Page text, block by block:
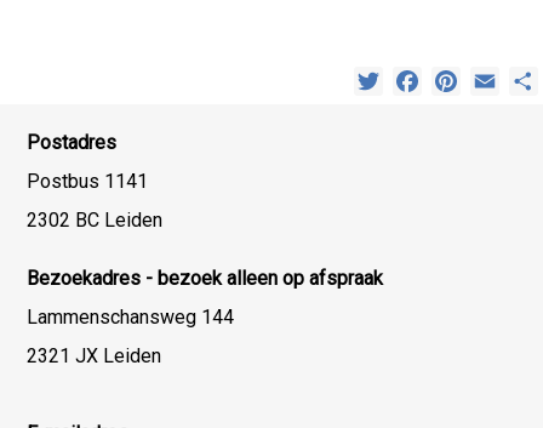
TwitterFacebookPinterest
Postadres
Postbus 1141
2302 BC Leiden
Bezoekadres - bezoek alleen op afspraak
Lammenschansweg 144
2321 JX Leiden